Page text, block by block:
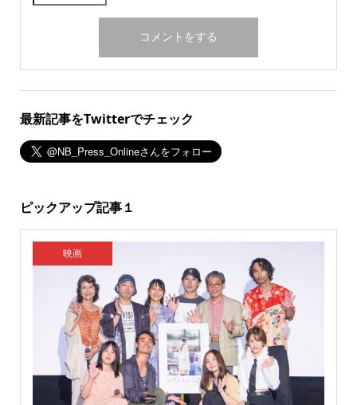
最新記事をTwitterでチェック
ピックアップ記事１
映画